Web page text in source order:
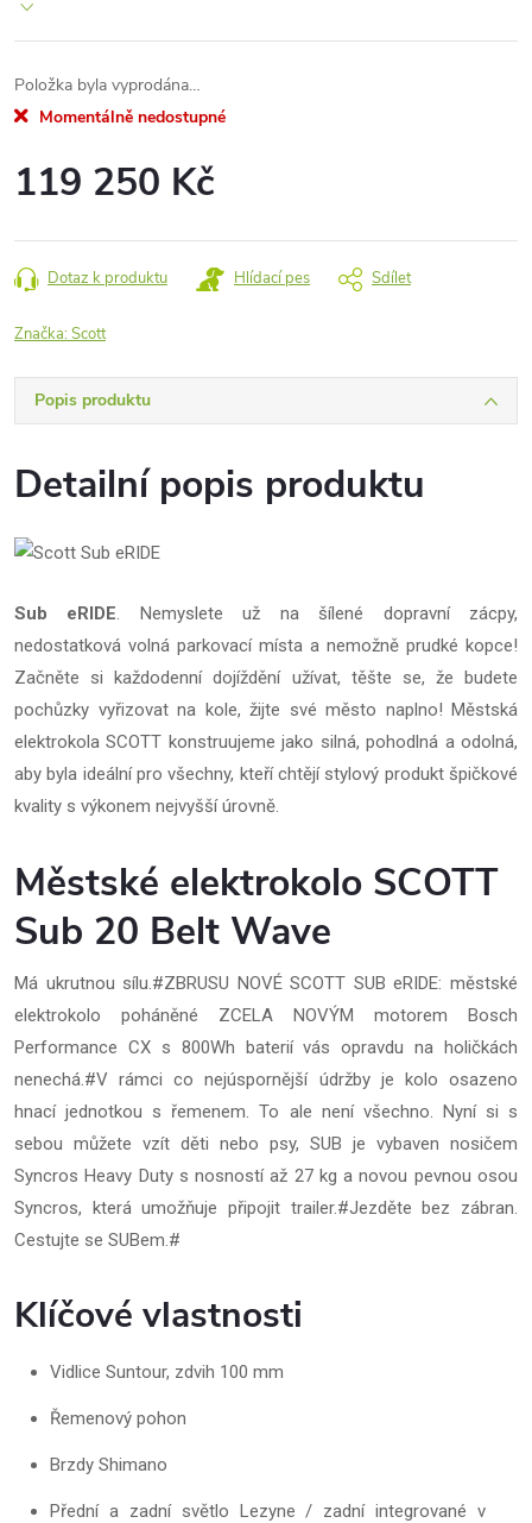
Položka byla vyprodána…
Momentálně nedostupné
119 250 Kč
cena:
Dotaz k produktu Hlídací pes Sdílet
Značka:Scott
Popis produktu
Detailní popis produktu
Sub eRIDE. Nemyslete už na šílené dopravní zácpy,
nedostatková volná parkovací místa a nemožně prudké kopce!
Začněte si každodenní dojíždění užívat, těšte se, že budete
pochůzky vyřizovat na kole, žijte své město naplno! Městská
elektrokola SCOTT konstruujeme jako silná, pohodlná a odolná,
aby byla ideální pro všechny, kteří chtějí stylový produkt špičkové
kvality s výkonem nejvyšší úrovně.
Městské elektrokolo SCOTT
Sub 20 Belt Wave
Má ukrutnou sílu.#ZBRUSU NOVÉ SCOTT SUB eRIDE: městské
elektrokolo poháněné ZCELA NOVÝM motorem Bosch
Performance CX s 800Wh baterií vás opravdu na holičkách
nenechá.#V rámci co nejúspornější údržby je kolo osazeno
hnací jednotkou s řemenem. To ale není všechno. Nyní si s
sebou můžete vzít děti nebo psy, SUB je vybaven nosičem
Syncros Heavy Duty s nosností až 27 kg a novou pevnou osou
Syncros, která umožňuje připojit trailer.#Jezděte bez zábran.
Cestujte se SUBem.#
Klíčové vlastnosti
Vidlice Suntour, zdvih 100 mm
Řemenový pohon
Brzdy Shimano
Přední a zadní světlo Lezyne / zadní integrované v